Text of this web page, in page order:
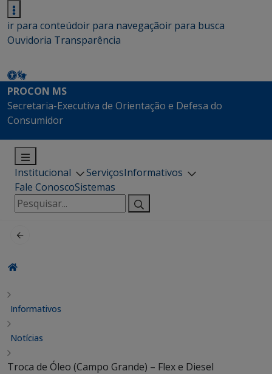
ir para conteúdoir para navegaçãoir para busca
Ouvidoria Transparência
PROCON MS
Secretaria-Executiva de Orientação e Defesa do
Consumidor
Institucional ServiçosInformativos
Fale ConoscoSistemas
Pesquisar
por:
Informativos
Notícias
Troca de Óleo (Campo Grande) – Flex e Diesel